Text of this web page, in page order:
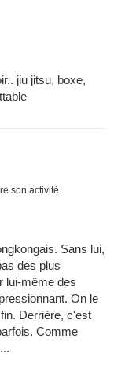
jiu jitsu, boxe,
son activité
Sans lui,
des plus
lui-même des
On le
Derrière, c'est
Comme